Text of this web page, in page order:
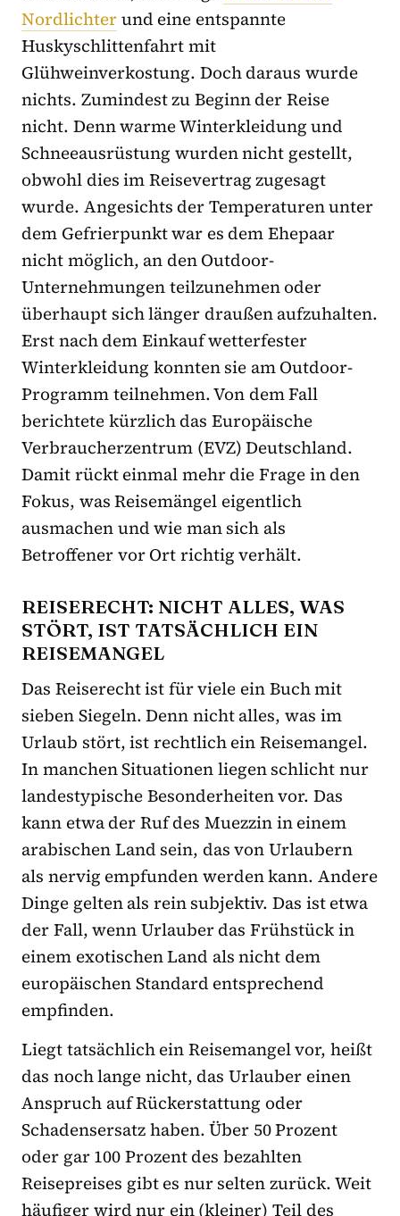
Nordlichterund eine entspannte
Huskyschlittenfahrt mit
Glühweinverkostung. Doch daraus wurde
nichts. Zumindest zu Beginn der Reise
nicht. Denn warme Winterkleidung und
Schneeausrüstung wurden nicht gestellt,
obwohl dies im Reisevertrag zugesagt
wurde. Angesichts der Temperaturen unter
dem Gefrierpunkt war es dem Ehepaar
nicht möglich, an den Outdoor-
Unternehmungen teilzunehmen oder
überhaupt sich länger draußen aufzuhalten.
Erst nach dem Einkauf wetterfester
Winterkleidung konnten sie am Outdoor-
Programm teilnehmen. Von dem Fall
berichtete kürzlich das Europäische
Verbraucherzentrum (EVZ) Deutschland.
Damit rückt einmal mehr die Frage in den
Fokus, was Reisemängel eigentlich
ausmachen und wie man sich als
Betroffener vor Ort richtig verhält.
REISERECHT: NICHT ALLES, WAS
STÖRT, IST TATSÄCHLICH EIN
REISEMANGEL
Das Reiserecht ist für viele ein Buch mit
sieben Siegeln. Denn nicht alles, was im
Urlaub stört, ist rechtlich ein Reisemangel.
In manchen Situationen liegen schlicht nur
landestypische Besonderheiten vor. Das
kann etwa der Ruf des Muezzin in einem
arabischen Land sein, das von Urlaubern
als nervig empfunden werden kann. Andere
Dinge gelten als rein subjektiv. Das ist etwa
der Fall, wenn Urlauber das Frühstück in
einem exotischen Land als nicht dem
europäischen Standard entsprechend
empfinden.
Liegt tatsächlich ein Reisemangel vor, heißt
das noch lange nicht, das Urlauber einen
Anspruch auf Rückerstattung oder
Schadensersatz haben. Über 50 Prozent
oder gar 100 Prozent des bezahlten
Reisepreises gibt es nur selten zurück. Weit
häufiger wird nur ein (kleiner) Teil des